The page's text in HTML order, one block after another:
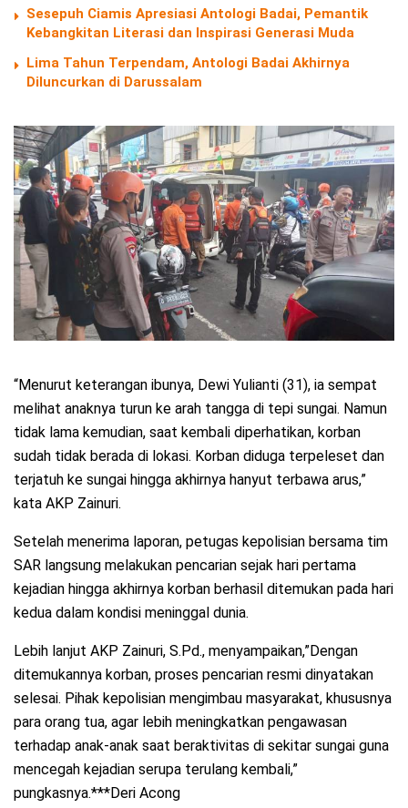
Sesepuh Ciamis Apresiasi Antologi Badai, Pemantik
Kebangkitan Literasi dan Inspirasi Generasi Muda
Lima Tahun Terpendam, Antologi Badai Akhirnya
Diluncurkan di Darussalam
“Menurut keterangan ibunya, Dewi Yulianti (31), ia sempat
melihat anaknya turun ke arah tangga di tepi sungai. Namun
tidak lama kemudian, saat kembali diperhatikan, korban
sudah tidak berada di lokasi. Korban diduga terpeleset dan
terjatuh ke sungai hingga akhirnya hanyut terbawa arus,”
kata AKP Zainuri.
Setelah menerima laporan, petugas kepolisian bersama tim
SAR langsung melakukan pencarian sejak hari pertama
kejadian hingga akhirnya korban berhasil ditemukan pada hari
kedua dalam kondisi meninggal dunia.
Lebih lanjut AKP Zainuri, S.Pd., menyampaikan,”Dengan
ditemukannya korban, proses pencarian resmi dinyatakan
selesai. Pihak kepolisian mengimbau masyarakat, khususnya
para orang tua, agar lebih meningkatkan pengawasan
terhadap anak-anak saat beraktivitas di sekitar sungai guna
mencegah kejadian serupa terulang kembali,”
pungkasnya.***Deri Acong